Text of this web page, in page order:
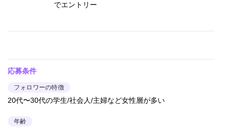
でエントリー
応募条件
フォロワーの特徴
20代〜30代の学生/社会人/主婦など女性層が多い
年齢